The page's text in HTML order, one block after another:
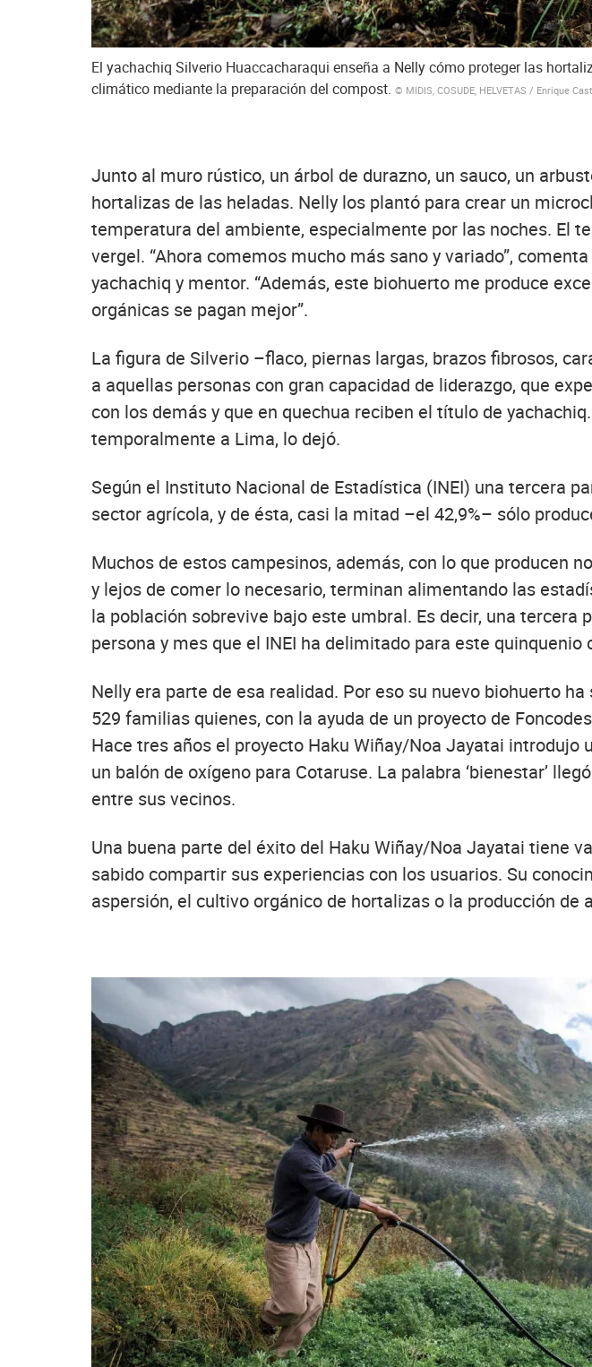
El yachachiq Silverio Huaccacharaqui enseña a Nelly cómo proteger las
climático mediante la preparación del compost. © MIDIS, COSUDE, HELVETAS / Enrique
Junto al muro rústico, un árbol de durazno, un sauco, un
hortalizas de las heladas. Nelly los plantó para crear un
temperatura del ambiente, especialmente por las noches. El
vergel. “Ahora comemos mucho más sano y variado”,
yachachiq y mentor. “Además, este biohuerto me produce
orgánicas se pagan mejor”.
La figura de Silverio –flaco, piernas largas, brazos fibrosos,
a aquellas personas con gran capacidad de liderazgo, que
con los demás y que en quechua reciben el título de
temporalmente a Lima, lo dejó.
Según el Instituto Nacional de Estadística (INEI) una tercera
sector agrícola, y de ésta, casi la mitad –el 42,9%– sólo
Muchos de estos campesinos, además, con lo que producen
y lejos de comer lo necesario, terminan alimentando las
la población sobrevive bajo este umbral. Es decir, una
persona y mes que el INEI ha delimitado para este
Nelly era parte de esa realidad. Por eso su nuevo biohuerto
529 familias quienes, con la ayuda de un proyecto de
Hace tres años el proyecto Haku Wiñay/Noa Jayatai
un balón de oxígeno para Cotaruse. La palabra ‘bienestar’
entre sus vecinos.
Una buena parte del éxito del Haku Wiñay/Noa Jayatai tiene
sabido compartir sus experiencias con los usuarios. Su
aspersión, el cultivo orgánico de hortalizas o la producción de